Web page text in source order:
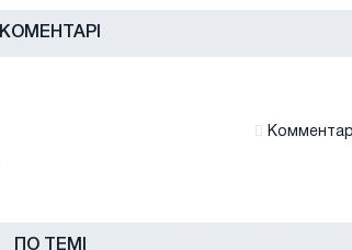
КОМЕНТАРІ
ПО ТЕМІ